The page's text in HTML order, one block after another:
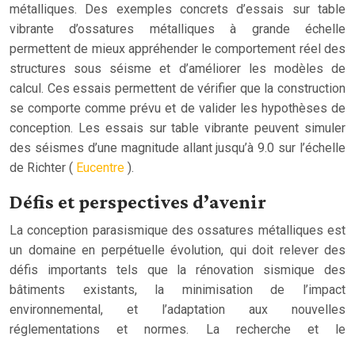
métalliques. Des exemples concrets d’essais sur table
vibrante d’ossatures métalliques à grande échelle
permettent de mieux appréhender le comportement réel des
structures sous séisme et d’améliorer les modèles de
calcul. Ces essais permettent de vérifier que la construction
se comporte comme prévu et de valider les hypothèses de
conception. Les essais sur table vibrante peuvent simuler
des séismes d’une magnitude allant jusqu’à 9.0 sur l’échelle
de Richter ( Eucentre ).
Défis et perspectives d’avenir
La conception parasismique des ossatures métalliques est
un domaine en perpétuelle évolution, qui doit relever des
défis importants tels que la rénovation sismique des
bâtiments existants, la minimisation de l’impact
environnemental, et l’adaptation aux nouvelles
réglementations et normes. La recherche et le